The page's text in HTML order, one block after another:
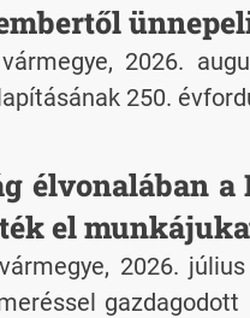
vármegye, 2026.
250.
élvonalában a
el
2026.
gazdagodott